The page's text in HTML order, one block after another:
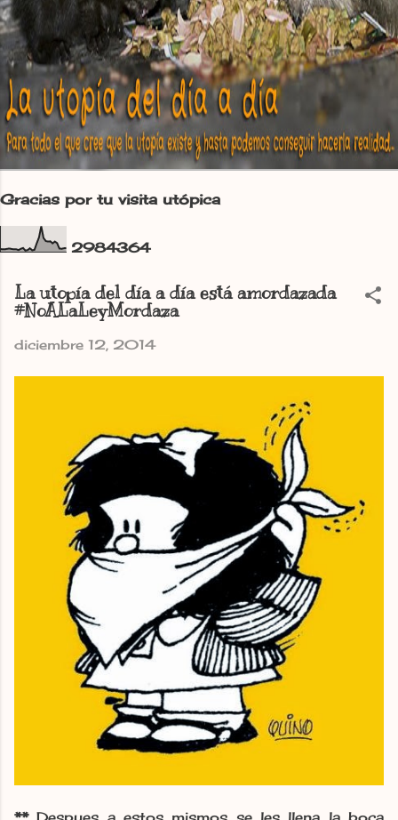
Gracias por tu visita utópica
2984364
La utopía del día a día está amordazada
#NoALaLeyMordaza
diciembre 12, 2014